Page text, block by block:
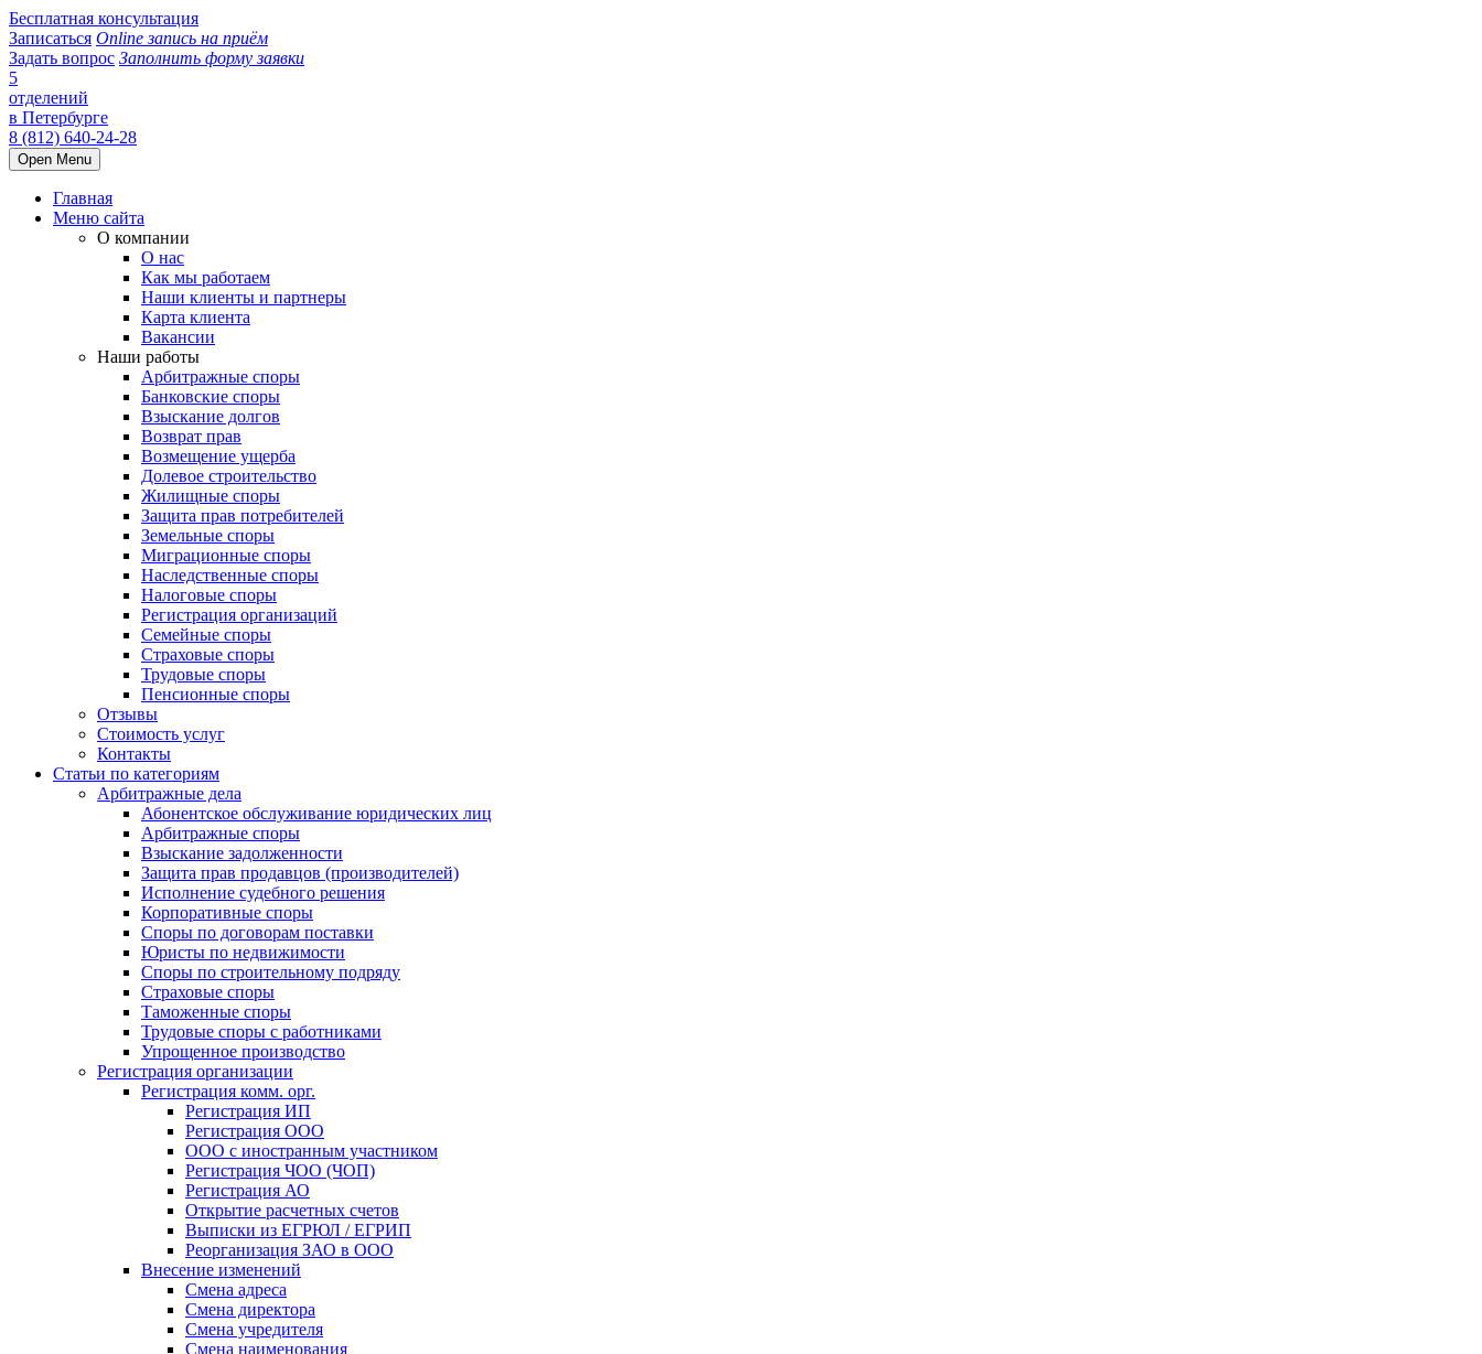
Бесплатная консультация
Записаться Online запись на приём
Задать вопрос Заполнить форму заявки
5
отделений
в Петербурге
8 (812) 640-24-28
Open Menu
Главная
Меню сайта
О компании
О нас
Как мы работаем
Наши клиенты и партнеры
Карта клиента
Вакансии
Наши работы
Арбитражные споры
Банковские споры
Взыскание долгов
Возврат прав
Возмещение ущерба
Долевое строительство
Жилищные споры
Защита прав потребителей
Земельные споры
Миграционные споры
Наследственные споры
Налоговые споры
Регистрация организаций
Семейные споры
Страховые споры
Трудовые споры
Пенсионные споры
Отзывы
Стоимость услуг
Контакты
Статьи по категориям
Арбитражные дела
Абонентское обслуживание юридических лиц
Арбитражные споры
Взыскание задолженности
Защита прав продавцов (производителей)
Исполнение судебного решения
Корпоративные споры
Споры по договорам поставки
Юристы по недвижимости
Споры по строительному подряду
Страховые споры
Таможенные споры
Трудовые споры с работниками
Упрощенное производство
Регистрация организации
Регистрация комм. орг.
Регистрация ИП
Регистрация ООО
ООО с иностранным участником
Регистрация ЧОО (ЧОП)
Регистрация АО
Открытие расчетных счетов
Выписки из ЕГРЮЛ / ЕГРИП
Реорганизация ЗАО в ООО
Внесение изменений
Смена адреса
Смена директора
Cмена учредителя
Смена наименования